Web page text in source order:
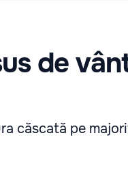
de
căscată pe